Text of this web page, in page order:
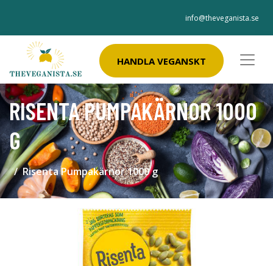
info@theveganista.se
HANDLA VEGANSKT
RISENTA PUMPAKÄRNOR 1000
G
Risenta Pumpakärnor 1000 g